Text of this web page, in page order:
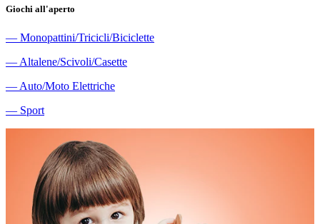
Giochi all'aperto
― Monopattini/Tricicli/Biciclette
― Altalene/Scivoli/Casette
― Auto/Moto Elettriche
― Sport